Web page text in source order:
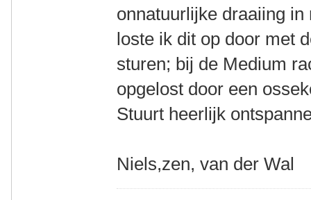
onnatuurlijke draaiing
loste ik dit op door met
sturen; bij de Medium
opgelost door een
Stuurt heerlijk
Niels,zen, van der Wal